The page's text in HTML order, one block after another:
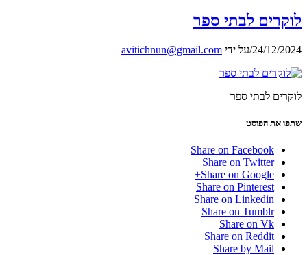
לוקרים לבתי ספר
24/12/2024
/על ידי avitichnun@gmail.com
לוקרים לבתי ספר
שתפו את הפוסט
Share on Facebook
Share on Twitter
Share on Google+
Share on Pinterest
Share on Linkedin
Share on Tumblr
Share on Vk
Share on Reddit
Share by Mail